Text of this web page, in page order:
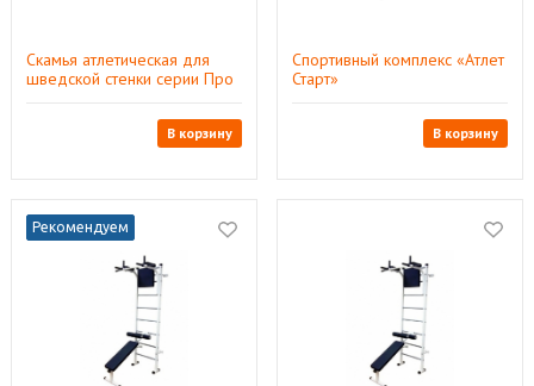
Скамья атлетическая для
шведской стенки серии Про
В корзину
Спортивный комплекс «Атлет
Старт»
В корзину
Рекомендуем